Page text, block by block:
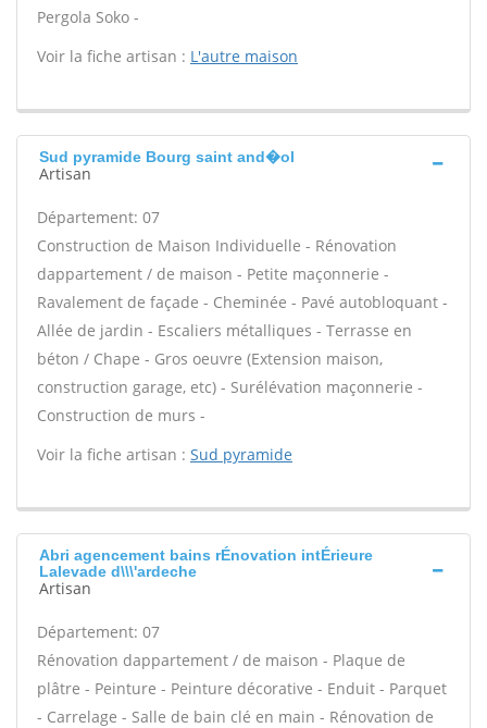
Pergola Soko -
Voir la fiche artisan : L'autre maison
Sud pyramide Bourg saint and�ol
Artisan
Département: 07
Construction de Maison Individuelle - Rénovation
dappartement / de maison - Petite maçonnerie -
Ravalement de façade - Cheminée - Pavé autobloquant -
Allée de jardin - Escaliers métalliques - Terrasse en
béton / Chape - Gros oeuvre (Extension maison,
construction garage, etc) - Surélévation maçonnerie -
Construction de murs -
Voir la fiche artisan : Sud pyramide
Abri agencement bains rÉnovation intÉrieure
Lalevade d\\\'ardeche
Artisan
Département: 07
Rénovation dappartement / de maison - Plaque de
plâtre - Peinture - Peinture décorative - Enduit - Parquet
- Carrelage - Salle de bain clé en main - Rénovation de